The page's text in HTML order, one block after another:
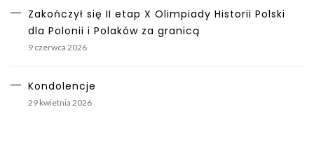
Zakończył się II etap X Olimpiady Historii Polski
dla Polonii i Polaków za granicą
9 czerwca 2026
Kondolencje
29 kwietnia 2026